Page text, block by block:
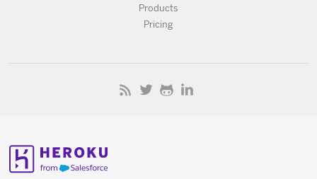
Products
Pricing